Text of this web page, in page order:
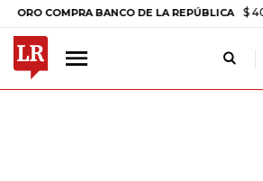
BANCO DE LA REPÚBLICA $ 408.498,97